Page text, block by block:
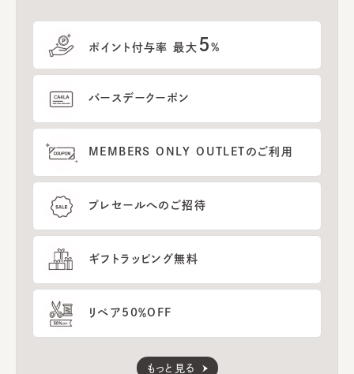
ポイント付与率 最大 5%
バースデークーポン
MEMBERS ONLY OUTLETのご利用
プレセールへのご招待
ギフトラッピング無料
リペア50％OFF
もっと見る